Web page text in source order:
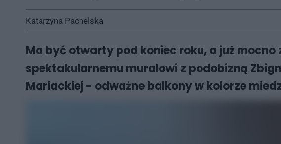
Katarzyna Pachelska
Ma być otwarty pod koniec roku, a już
spektakularnemu muralowi z podobizną
Mariackiej - odważne balkony w kolorze